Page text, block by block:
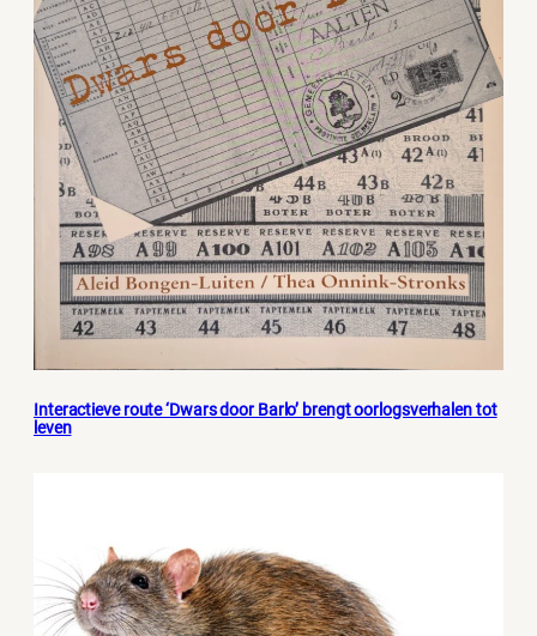
Interactieve route ‘Dwars door Barlo’ brengt oorlogsverhalen tot
leven